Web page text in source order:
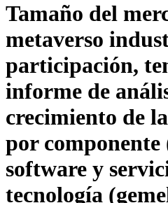
Tamaño del
metaverso
participación,
informe de
crecimiento de
por
software y
tecnología